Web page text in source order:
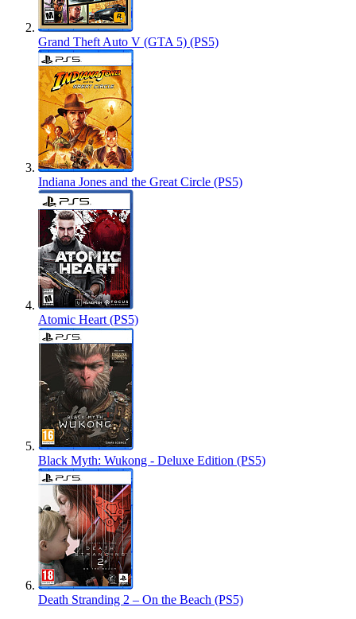
Grand Theft Auto V (GTA 5) (PS5)
Indiana Jones and the Great Circle (PS5)
Atomic Heart (PS5)
Black Myth: Wukong - Deluxe Edition (PS5)
Death Stranding 2 – On the Beach (PS5)